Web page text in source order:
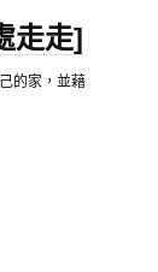
走走]
的家，並藉